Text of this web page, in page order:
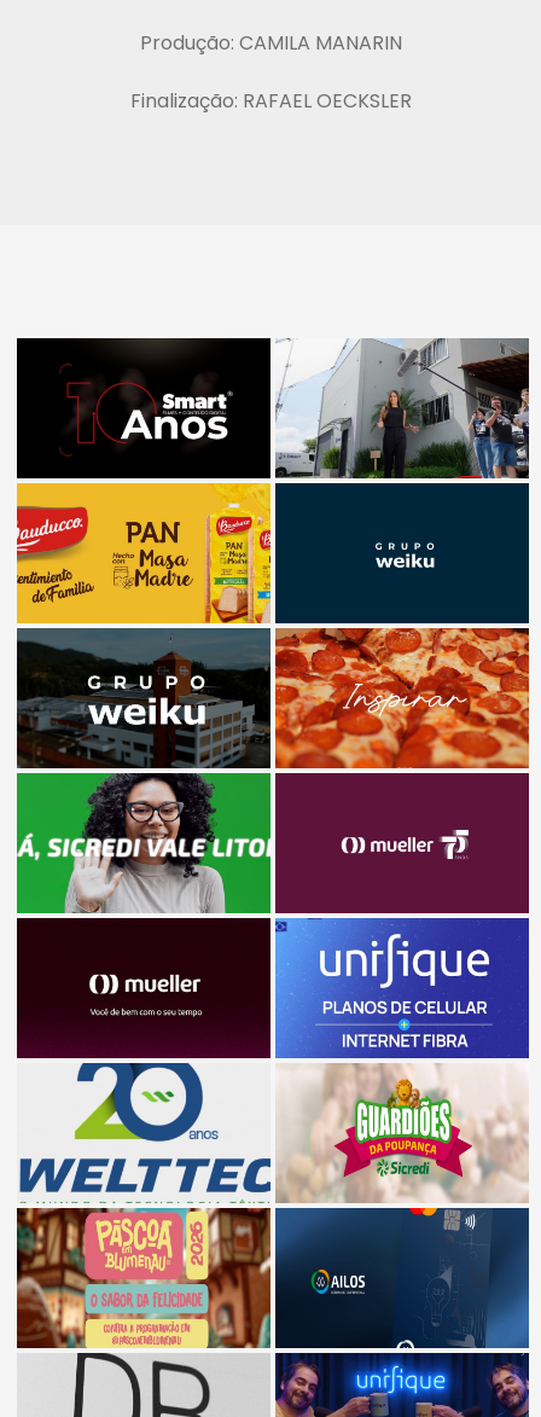
Produção: CAMILA MANARIN
Finalização: RAFAEL OECKSLER